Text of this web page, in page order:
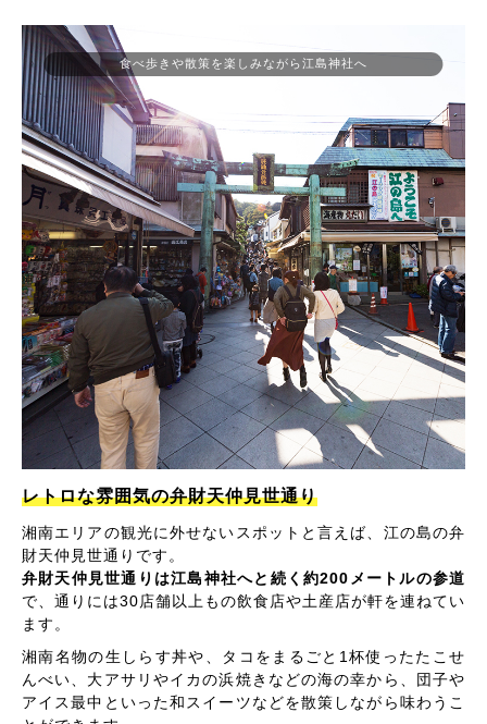
食べ歩きや散策を楽しみながら江島神社へ
レトロな雰囲気の弁財天仲見世通り
湘南エリアの観光に外せないスポットと言えば、江の島の弁
財天仲見世通りです。
弁財天仲見世通りは江島神社へと続く約200メートルの参道
で、通りには30店舗以上もの飲食店や土産店が軒を連ねてい
ます。
湘南名物の生しらす丼や、タコをまるごと1杯使ったたこせ
んべい、大アサリやイカの浜焼きなどの海の幸から、団子や
アイス最中といった和スイーツなどを散策しながら味わうこ